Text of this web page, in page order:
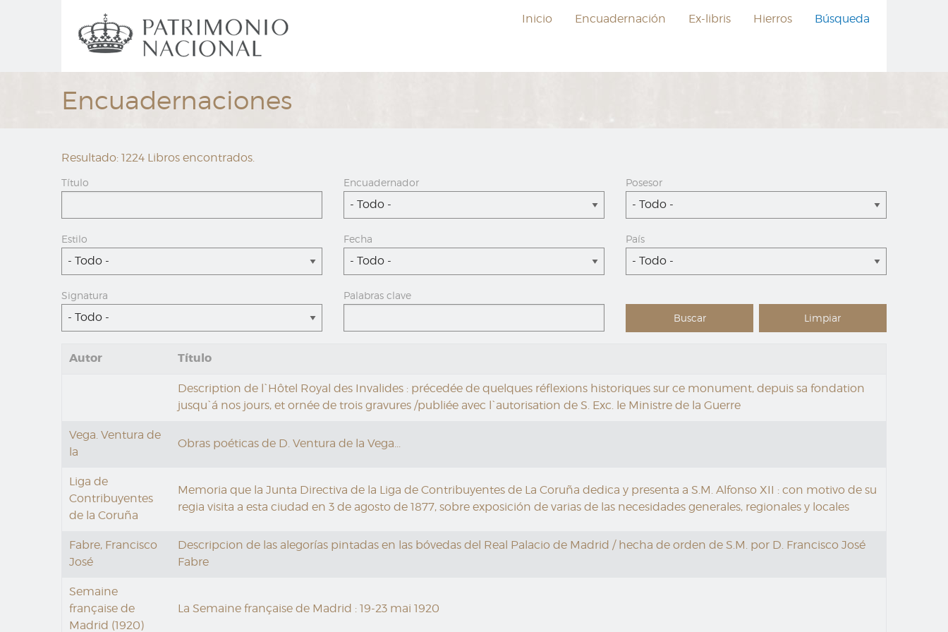
Navegación
principal
Inicio Encuadernación Ex-libris Hierros Búsqueda
Encuadernaciones
Resultado: 1224 Libros encontrados.
Título Encuadernador
- Todo -
Posesor
- Todo -
Estilo
- Todo -
Fecha
- Todo -
País
- Todo -
Signatura
- Todo -
Palabras clave
Autor Título
Description de l`Hôtel Royal des Invalides : précedée de quelques réflexions historiques sur ce monument, depuis sa fondation
jusqu`á nos jours, et ornée de trois gravures /publiée avec l`autorisation de S. Exc. le Ministre de la Guerre
Vega. Ventura de
la
Obras poéticas de D. Ventura de la Vega...
Liga de
Contribuyentes
de la Coruña
Memoria que la Junta Directiva de la Liga de Contribuyentes de La Coruña dedica y presenta a S.M. Alfonso XII : con motivo de su
regia visita a esta ciudad en 3 de agosto de 1877, sobre exposición de varias de las necesidades generales, regionales y locales
Fabre, Francisco
José
Descripcion de las alegorías pintadas en las bóvedas del Real Palacio de Madrid / hecha de orden de S.M. por D. Francisco José
Fabre
Semaine
française de
Madrid (1920)
La Semaine française de Madrid : 19-23 mai 1920